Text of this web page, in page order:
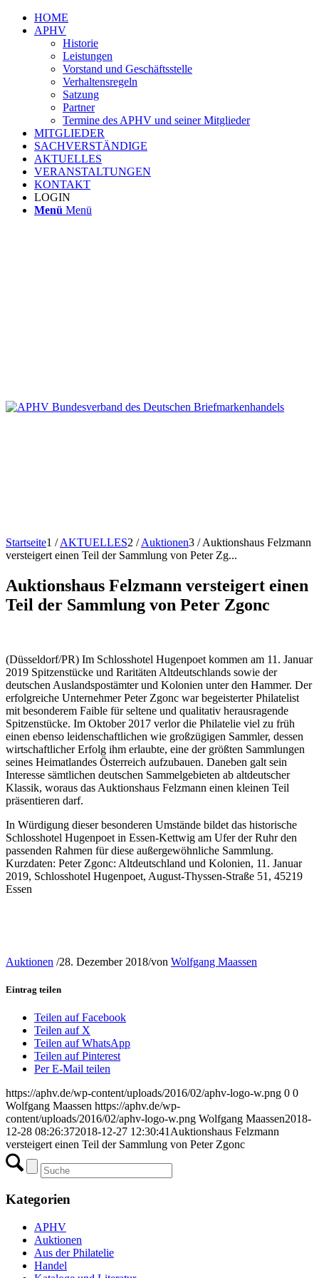
HOME
APHV
Historie
Leistungen
Vorstand und Geschäftsstelle
Verhaltensregeln
Satzung
Partner
Termine des APHV und seiner Mitglieder
MITGLIEDER
SACHVERSTÄNDIGE
AKTUELLES
VERANSTALTUNGEN
KONTAKT
LOGIN
Menü Menü
Startseite1 / AKTUELLES2 / Auktionen3 / Auktionshaus Felzmann
versteigert einen Teil der Sammlung von Peter Zg...
Auktionshaus Felzmann versteigert einen
Teil der Sammlung von Peter Zgonc
(Düsseldorf/PR) Im Schlosshotel Hugenpoet kommen am 11. Januar
2019 Spitzenstücke und Raritäten Altdeutschlands sowie der
deutschen Auslandspostämter und Kolonien unter den Hammer. Der
erfolgreiche Unternehmer Peter Zgonc war begeisterter Philatelist
mit besonderem Faible für seltene und qualitativ herausragende
Spitzenstücke. Im Oktober 2017 verlor die Philatelie viel zu früh
einen ebenso leidenschaftlichen wie großzügigen Sammler, dessen
wirtschaftlicher Erfolg ihm erlaubte, eine der größten Sammlungen
seines Heimatlandes Österreich aufzubauen. Daneben galt sein
Interesse sämtlichen deutschen Sammelgebieten ab altdeutscher
Klassik, woraus das Auktionshaus Felzmann einen kleinen Teil
präsentieren darf.
In Würdigung dieser besonderen Umstände bildet das historische
Schlosshotel Hugenpoet in Essen-Kettwig am Ufer der Ruhr den
passenden Rahmen für diese außergewöhnliche Sammlung.
Kurzdaten: Peter Zgonc: Altdeutschland und Kolonien, 11. Januar
2019, Schlosshotel Hugenpoet, August-Thyssen-Straße 51, 45219
Essen
Auktionen /28. Dezember 2018/von Wolfgang Maassen
Eintrag teilen
Teilen auf Facebook
Teilen auf X
Teilen auf WhatsApp
Teilen auf Pinterest
Per E-Mail teilen
https://aphv.de/wp-content/uploads/2016/02/aphv-logo-w.png 0 0
Wolfgang Maassen https://aphv.de/wp-
content/uploads/2016/02/aphv-logo-w.png Wolfgang Maassen2018-
12-28 08:26:372018-12-27 12:30:41 Auktionshaus Felzmann
versteigert einen Teil der Sammlung von Peter Zgonc
Kategorien
APHV
Auktionen
Aus der Philatelie
Handel